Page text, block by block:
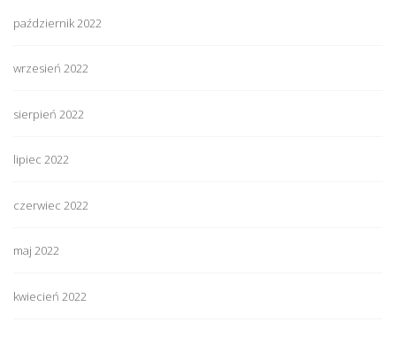
październik 2022
wrzesień 2022
sierpień 2022
lipiec 2022
czerwiec 2022
maj 2022
kwiecień 2022